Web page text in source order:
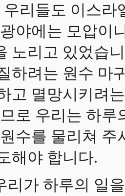
우리들도 이스
야에는 모압이
노리고 있었습
하려는 원수 마
고 멸망시키려
로 우리는 하
수를 물리쳐
해야 합니다.
리가 하루의 일